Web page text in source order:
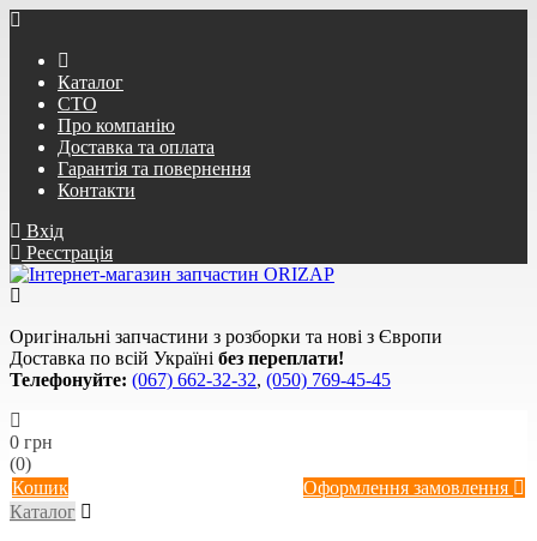
Каталог
СТО
Про компанію
Доставка та оплата
Гарантія та повернення
Контакти
Вхід
Реєстрація
Оригінальні запчастини з розборки та нові з Європи
Доставка по всій Україні без переплати!
Телефонуйте: (067) 662-32-32, (050) 769-45-45
0 грн
(0)
Кошик
Оформлення замовлення
Каталог